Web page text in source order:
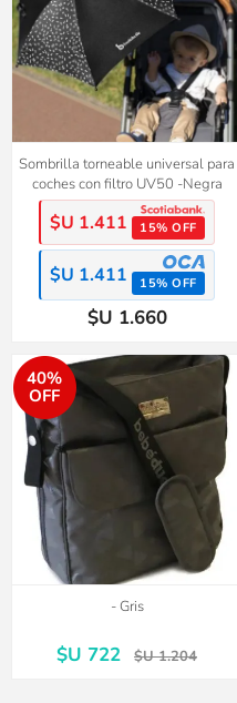
Sombrilla torneable universal para
coches con filtro UV50 -Negra
$U 1.411 15% OFF
$U 1.411 15% OFF
$U 1.660
40%
OFF
- Gris
$U 722 $U 1.204